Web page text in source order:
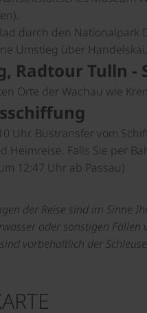
durch den Nationalpark
Umstieg über
Radtour Tulln -
Orte der Wachau wie
Uhr. Bustransfer vom
Heimreise. Falls Sie per
12:47 Uhr ab Passau)
der Reise sind im Sinne
oder sonstigen Fällen
vorbehaltlich der